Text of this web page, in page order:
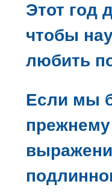
Этот год
чтобы
любить
Если мы